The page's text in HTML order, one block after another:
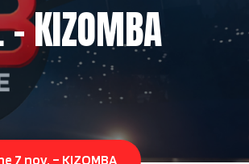
KIZOMBA
7 nov. – KIZOMBA